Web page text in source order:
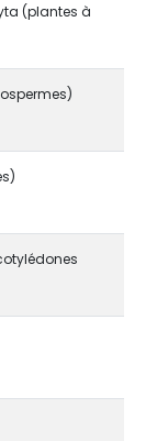
(plantes à